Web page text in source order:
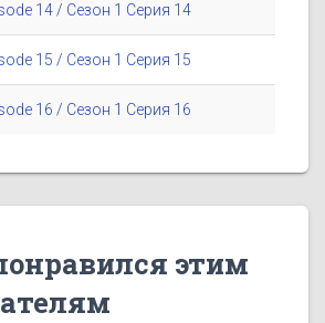
14 / Сезон 1 Серия 14
15 / Сезон 1 Серия 15
16 / Сезон 1 Серия 16
этим